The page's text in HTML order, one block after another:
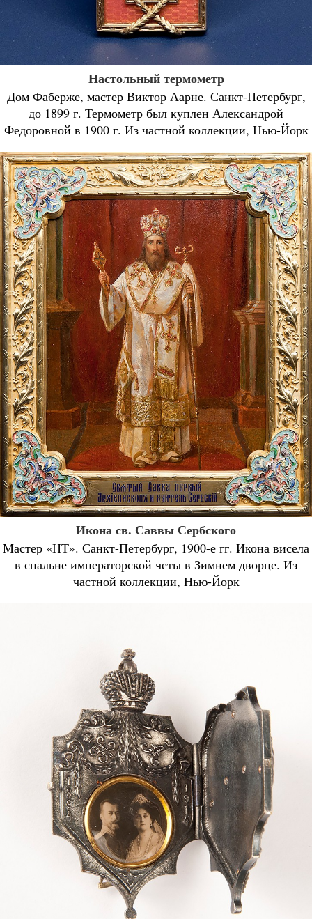
Настольный термометр
Дом Фаберже, мастер Виктор Аарне. Санкт-Петербург,
до 1899 г. Термометр был куплен Александрой
Федоровной в 1900 г. Из частной коллекции, Нью-Йорк
Икона св. Саввы Сербского
Мастер «НТ». Санкт-Петербург, 1900-е гг. Икона висела
в спальне императорской четы в Зимнем дворце. Из
частной коллекции, Нью-Йорк